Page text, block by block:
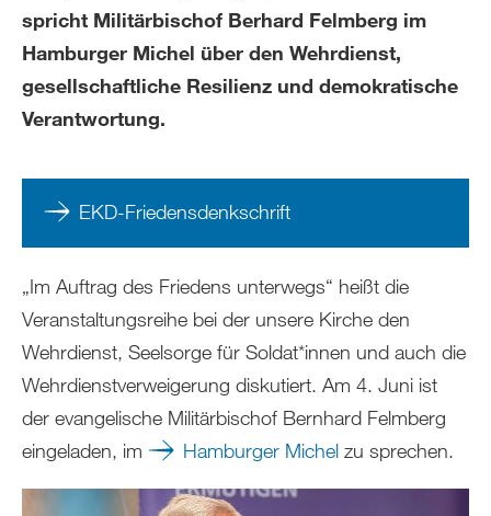
spricht Militärbischof Berhard Felmberg im
Hamburger Michel über den Wehrdienst,
gesellschaftliche Resilienz und demokratische
Verantwortung.
EKD-Friedensdenkschrift
„Im Auftrag des Friedens unterwegs“ heißt die
Veranstaltungsreihe bei der unsere Kirche den
Wehrdienst, Seelsorge für Soldat*innen und auch die
Wehrdienstverweigerung diskutiert. Am 4. Juni ist
der evangelische Militärbischof Bernhard Felmberg
eingeladen, im
Hamburger Michel zu sprechen.